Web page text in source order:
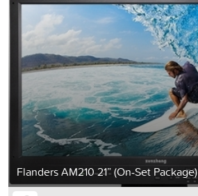
Flanders AM210 21” (On-Set Package)